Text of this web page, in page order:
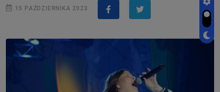
15 PAŹDZIERNIKA 2023